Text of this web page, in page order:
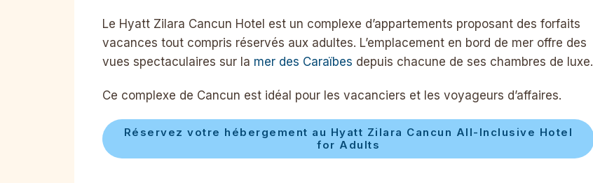
Le Hyatt Zilara Cancun Hotel est un complexe d’appartements proposant des forfaits
vacances tout compris réservés aux adultes. L’emplacement en bord de mer offre des
vues spectaculaires sur la mer des Caraïbes depuis chacune de ses chambres de luxe.
Ce complexe de Cancun est idéal pour les vacanciers et les voyageurs d’affaires.
Réservez votre hébergement au Hyatt Zilara Cancun All-Inclusive Hotel
for Adults